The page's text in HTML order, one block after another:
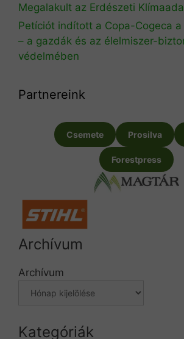
Megalakult az Erdészeti
Petíciót indított a Copa-Cogeca
– a gazdák és az élelmiszer-
védelmében
Partnereink
Csemete Prosilva
Forestpress
Archívum
Archívum
Kategóriák